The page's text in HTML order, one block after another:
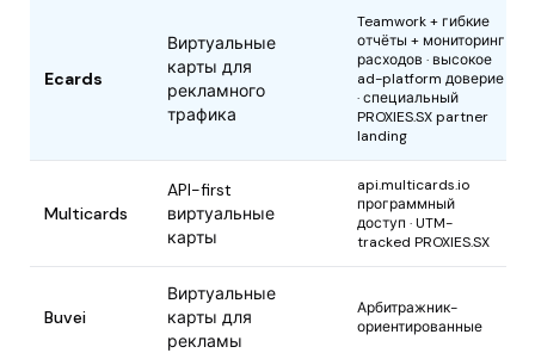
Ecards
Виртуальные
карты для
рекламного
трафика
Teamwork + гибкие
отчёты + мониторинг
расходов · высокое
ad-platform доверие
· специальный
PROXIES.SX partner
landing
Multicards
API-first
виртуальные
карты
api.multicards.io
программный
доступ · UTM-
tracked PROXIES.SX
Buvei
Виртуальные
карты для
рекламы
Арбитражник-
ориентированные